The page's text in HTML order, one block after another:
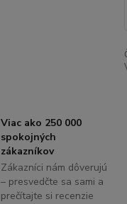
Viac ako 250 000
spokojných
zákazníkov
Zákazníci nám dôverujú
– presvedčte sa sami a
prečítajte si recenzie